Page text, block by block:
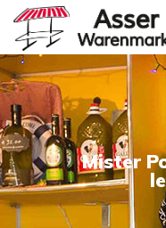
Mister